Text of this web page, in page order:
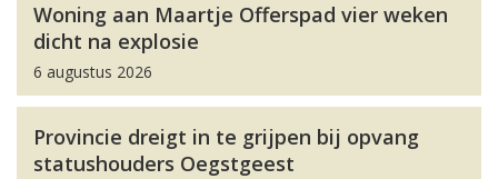
Woning aan Maartje Offerspad vier weken
dicht na explosie
6 augustus 2026
Provincie dreigt in te grijpen bij opvang
statushouders Oegstgeest